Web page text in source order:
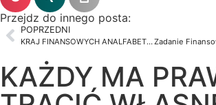
Przejdz do innego posta:
POPRZEDNI
KRAJ FINANSOWYCH ANALFABETÓW
KAŻDY MA